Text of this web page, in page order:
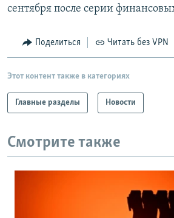
Все сайты РСЕ/РС
сентября после серии
Поделиться Читать без VPN
Этот контент также в категориях
Главные разделы Новости
Смотрите также